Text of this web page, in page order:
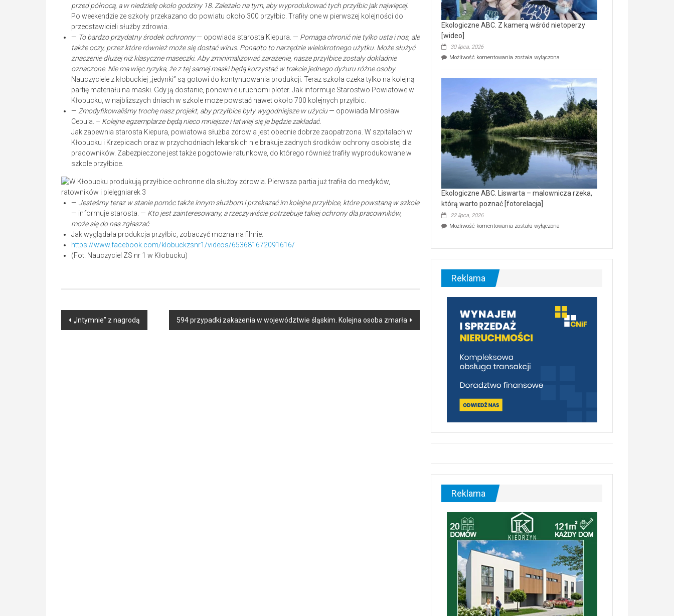
przed północą, a w niedzielę około godziny 18. Zależało na tym, aby wyprodukować tych przyłbic jak najwięcej.
Po weekendzie ze szkoły przekazano do powiatu około 300 przyłbic. Trafiły one w pierwszej kolejności do
przedstawicieli służby zdrowia.
— To bardzo przydatny środek ochronny— opowiada starosta Kiepura. — Pomaga chronić nie tylko usta i nos, ale
także oczy, przez które również może się dostać wirus. Ponadto to narzędzie wielokrotnego użytku. Może służyć
znaczenie dłużej niż klasyczne maseczki. Aby zminimalizować zarażenie, nasze przyłbice zostały dokładnie
oznaczone. Nie ma więc ryzyka, że z tej samej maski będą korzystać w trakcie jednego dyżuru różne osoby.
Nauczyciele z kłobuckiej „jedynki” są gotowi do kontynuowania produkcji. Teraz szkoła czeka tylko na kolejną
partię materiału na maski. Gdy ją dostanie, ponownie uruchomi ploter. Jak informuje Starostwo Powiatowe w
Kłobucku, w najbliższych dniach w szkole może powstać nawet około 700 kolejnych przyłbic.
— Zmodyfikowaliśmy trochę nasz projekt, aby przyłbice były wygodniejsze w użyciu— opowiada Mirosław
Cebula. – Kolejne egzemplarze będą nieco mniejsze i łatwiej się je będzie zakładać.
Jak zapewnia starosta Kiepura, powiatowa służba zdrowia jest obecnie dobrze zaopatrzona. W szpitalach w
Kłobucku i Krzepicach oraz w przychodniach lekarskich nie brakuje żadnych środków ochrony osobistej dla
pracowników. Zabezpieczone jest także pogotowie ratunkowe, do którego również trafiły wyprodukowane w
szkole przyłbice.
— Jesteśmy teraz w stanie pomóc także innym służbom i przekazać im kolejne przyłbice, które powstaną w szkole
— informuje starosta. — Kto jest zainteresowany, a rzeczywiście potrzebuje takiej ochrony dla pracowników,
może się do nas zgłaszać.
Jak wyglądała produkcja przyłbic, zobaczyć można na filmie:
https://www.facebook.com/klobuckzsnr1/videos/653681672091616/
(Fot. Nauczyciel ZS nr 1 w Kłobucku)
Post
„Intymnie” z nagrodą 594 przypadki zakażenia w województwie śląskim. Kolejna osoba zmarła
Ekologiczne ABC. Z kamerą wśród nietoperzy
[wideo]
30 lipca, 2026
Możliwość komentowania Ekologiczne
wśród
nietoperzy
[wideo]
została wyłączona
Ekologiczne ABC. Liswarta – malownicza rzeka,
którą warto poznać [fotorelacja]
22 lipca, 2026
Możliwość komentowania Ekologiczne
–
malownicza
[fotorelacja]
została wyłączona
Reklama
Reklama